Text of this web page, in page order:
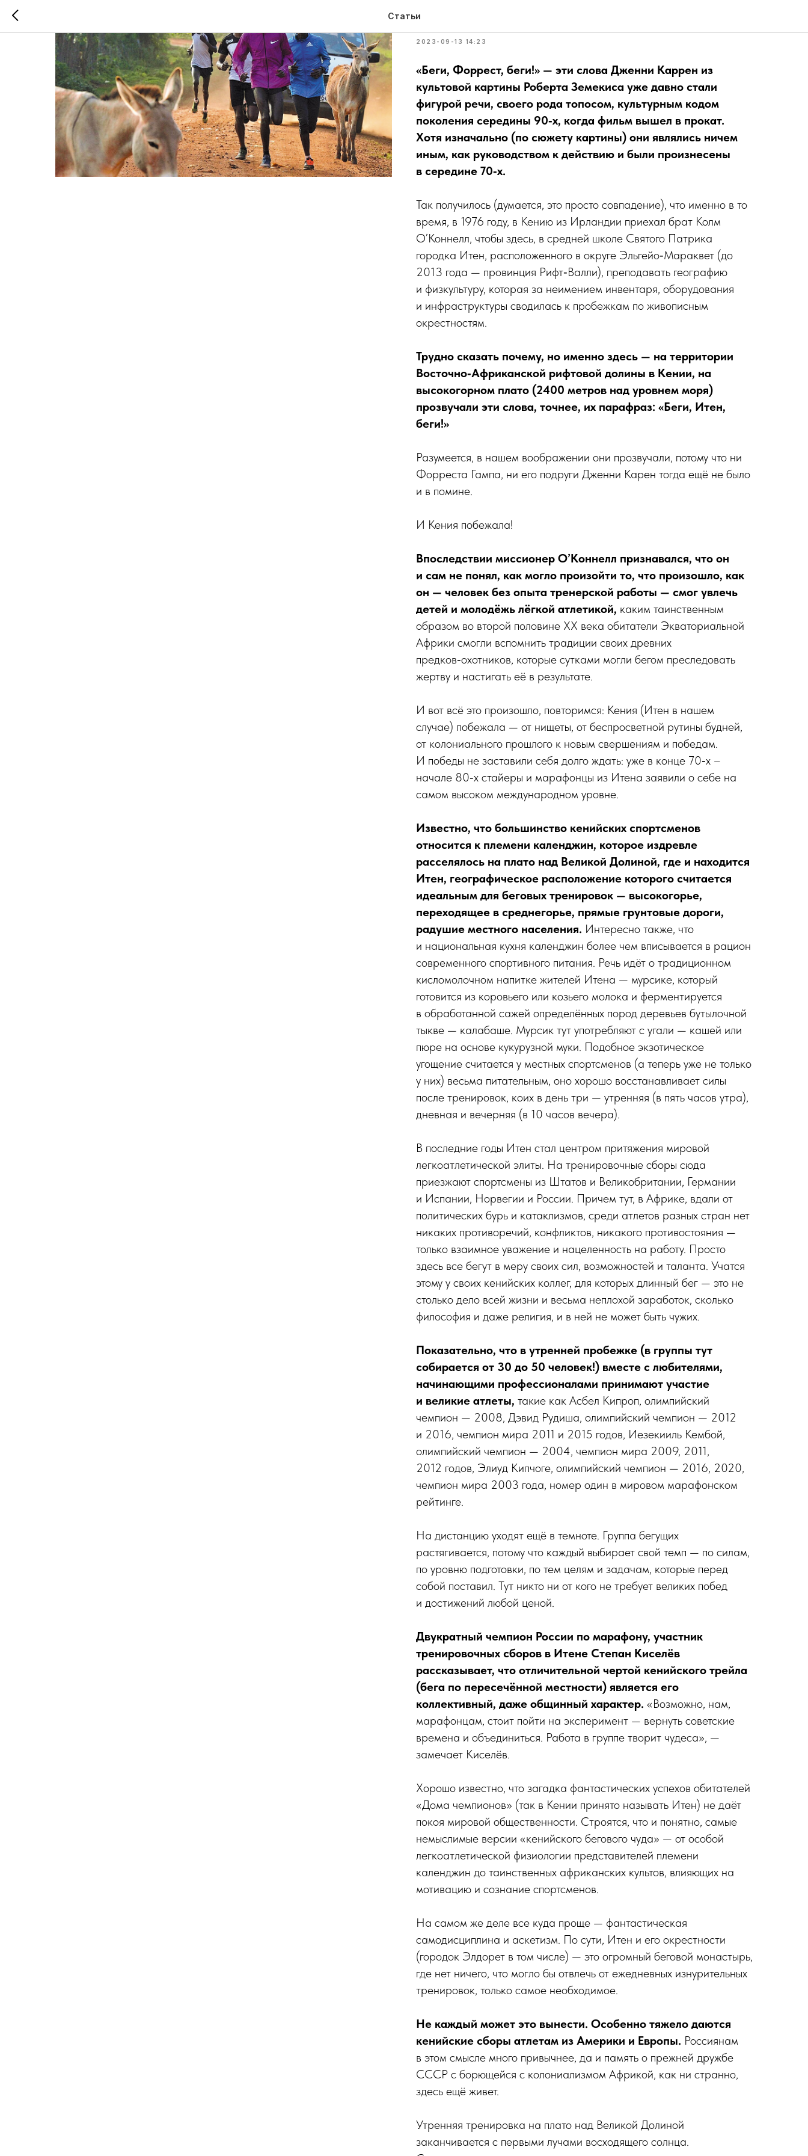
СтатьиБеги, Итен, беги!
2023-09-13 14:23
«Беги, Форрест, беги!» — эти слова Дженни Каррен из
культовой картины Роберта Земекиса уже давно стали
фигурой речи, своего рода топосом, культурным кодом
поколения середины 90‑х, когда фильм вышел в прокат.
Хотя изначально (по сюжету картины) они являлись ничем
иным, как руководством к действию и были произнесены
в середине 70‑х.
Так получилось (думается, это просто совпадение), что именно в то
время, в 1976 году, в Кению из Ирландии приехал брат Колм
О’Коннелл, чтобы здесь, в средней школе Святого Патрика
городка Итен, расположенного в округе Эльгейо‑Мараквет (до
2013 года — провинция Рифт‑Валли), преподавать географию
и физкультуру, которая за неимением инвентаря, оборудования
и инфраструктуры сводилась к пробежкам по живописным
окрестностям.
Трудно сказать почему, но именно здесь — на территории
Восточно‑Африканской рифтовой долины в Кении, на
высокогорном плато (2400 метров над уровнем моря)
прозвучали эти слова, точнее, их парафраз: «Беги, Итен,
беги!»
Разумеется, в нашем воображении они прозвучали, потому что ни
Форреста Гампа, ни его подруги Дженни Карен тогда ещё не было
и в помине.
И Кения побежала!
Впоследствии миссионер О’Коннелл признавался, что он
и сам не понял, как могло произойти то, что произошло, как
он — человек без опыта тренерской работы — смог увлечь
детей и молодёжь лёгкой атлетикой, каким таинственным
образом во второй половине ХХ века обитатели Экваториальной
Африки смогли вспомнить традиции своих древних
предков‑охотников, которые сутками могли бегом преследовать
жертву и настигать её в результате.
И вот всё это произошло, повторимся: Кения (Итен в нашем
случае) побежала — от нищеты, от беспросветной рутины будней,
от колониального прошлого к новым свершениям и победам.
И победы не заставили себя долго ждать: уже в конце 70‑х –
начале 80‑х стайеры и марафонцы из Итена заявили о себе на
самом высоком международном уровне.
Известно, что большинство кенийских спортсменов
относится к племени календжин, которое издревле
расселялось на плато над Великой Долиной, где и находится
Итен, географическое расположение которого считается
идеальным для беговых тренировок — высокогорье,
переходящее в среднегорье, прямые грунтовые дороги,
радушие местного населения. Интересно также, что
и национальная кухня календжин более чем вписывается в рацион
современного спортивного питания. Речь идёт о традиционном
кисломолочном напитке жителей Итена — мурсике, который
готовится из коровьего или козьего молока и ферментируется
в обработанной сажей определённых пород деревьев бутылочной
тыкве — калабаше. Мурсик тут употребляют с угали — кашей или
пюре на основе кукурузной муки. Подобное экзотическое
угощение считается у местных спортсменов (а теперь уже не только
у них) весьма питательным, оно хорошо восстанавливает силы
после тренировок, коих в день три — утренняя (в пять часов утра),
дневная и вечерняя (в 10 часов вечера).
В последние годы Итен стал центром притяжения мировой
легкоатлетической элиты. На тренировочные сборы сюда
приезжают спортсмены из Штатов и Великобритании, Германии
и Испании, Норвегии и России. Причем тут, в Африке, вдали от
политических бурь и катаклизмов, среди атлетов разных стран нет
никаких противоречий, конфликтов, никакого противостояния —
только взаимное уважение и нацеленность на работу. Просто
здесь все бегут в меру своих сил, возможностей и таланта. Учатся
этому у своих кенийских коллег, для которых длинный бег — это не
столько дело всей жизни и весьма неплохой заработок, сколько
философия и даже религия, и в ней не может быть чужих.
Показательно, что в утренней пробежке (в группы тут
собирается от 30 до 50 человек!) вместе с любителями,
начинающими профессионалами принимают участие
и великие атлеты, такие как Асбел Кипроп, олимпийский
чемпион — 2008, Дэвид Рудиша, олимпийский чемпион — 2012
и 2016, чемпион мира 2011 и 2015 годов, Иезекииль Кембой,
олимпийский чемпион — 2004, чемпион мира 2009, 2011,
2012 годов, Элиуд Кипчоге, олимпийский чемпион — 2016, 2020,
чемпион мира 2003 года, номер один в мировом марафонском
рейтинге.
На дистанцию уходят ещё в темноте. Группа бегущих
растягивается, потому что каждый выбирает свой темп — по силам,
по уровню подготовки, по тем целям и задачам, которые перед
собой поставил. Тут никто ни от кого не требует великих побед
и достижений любой ценой.
Двукратный чемпион России по марафону, участник
тренировочных сборов в Итене Степан Киселёв
рассказывает, что отличительной чертой кенийского трейла
(бега по пересечённой местности) является его
коллективный, даже общинный характер. «Возможно, нам,
марафонцам, стоит пойти на эксперимент — вернуть советские
времена и объединиться. Работа в группе творит чудеса», —
замечает Киселёв.
Хорошо известно, что загадка фантастических успехов обитателей
«Дома чемпионов» (так в Кении принято называть Итен) не даёт
покоя мировой общественности. Строятся, что и понятно, самые
немыслимые версии «кенийского бегового чуда» — от особой
легкоатлетической физиологии представителей племени
календжин до таинственных африканских культов, влияющих на
мотивацию и сознание спортсменов.
На самом же деле все куда проще — фантастическая
самодисциплина и аскетизм. По сути, Итен и его окрестности
(городок Элдорет в том числе) — это огромный беговой монастырь,
где нет ничего, что могло бы отвлечь от ежедневных изнурительных
тренировок, только самое необходимое.
Не каждый может это вынести. Особенно тяжело даются
кенийские сборы атлетам из Америки и Европы. Россиянам
в этом смысле много привычнее, да и память о прежней дружбе
СССР с борющейся с колониализмом Африкой, как ни странно,
здесь ещё живет.
Утренняя тренировка на плато над Великой Долиной
заканчивается с первыми лучами восходящего солнца.